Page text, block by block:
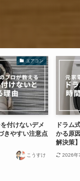
エアコン
付けないデメ
きやすい注意点
こうすけ
ドラム
かる原
解決策】
2026年